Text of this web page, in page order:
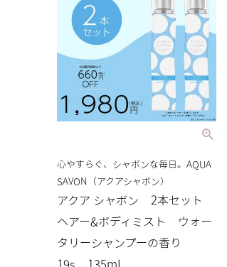
心やすらぐ、シャボンな毎日。AQUA
SAVON（アクアシャボン）
アクア シャボン 2本セット
ヘアー&ボディミスト ウォー
タリーシャンプーの香り
19s 135mL